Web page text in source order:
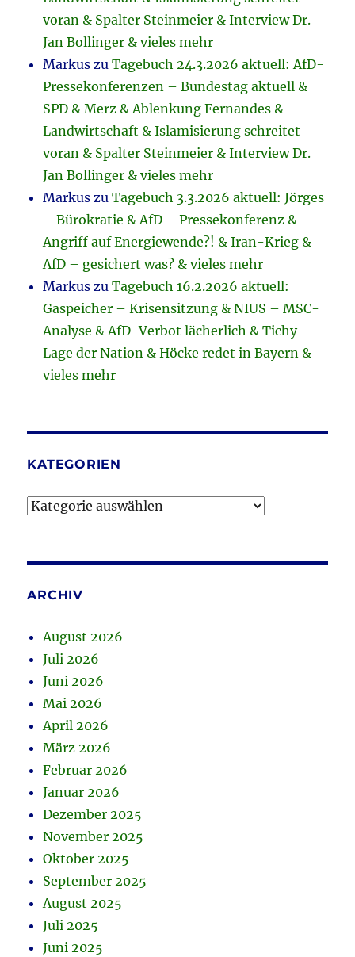
voran & Spalter Steinmeier & Interview Dr.
Jan Bollinger & vieles mehr
Markus zuTagebuch 24.3.2026 aktuell: AfD-
Pressekonferenzen – Bundestag aktuell &
SPD & Merz & Ablenkung Fernandes &
Landwirtschaft & Islamisierung schreitet
voran & Spalter Steinmeier & Interview Dr.
Jan Bollinger & vieles mehr
Markus zuTagebuch 3.3.2026 aktuell: Jörges
– Bürokratie & AfD – Pressekonferenz &
Angriff auf Energiewende?! & Iran-Krieg &
AfD – gesichert was? & vieles mehr
Markus zuTagebuch 16.2.2026 aktuell:
Gaspeicher – Krisensitzung & NIUS – MSC-
Analyse & AfD-Verbot lächerlich & Tichy –
Lage der Nation & Höcke redet in Bayern &
vieles mehr
KATEGORIEN
Kategorien
ARCHIV
August 2026
Juli 2026
Juni 2026
Mai 2026
April 2026
März 2026
Februar 2026
Januar 2026
Dezember 2025
November 2025
Oktober 2025
September 2025
August 2025
Juli 2025
Juni 2025